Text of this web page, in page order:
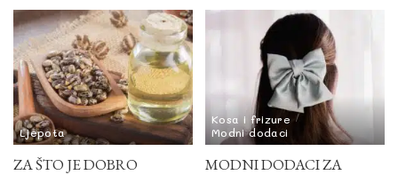
Ljepota
ZA ŠTO JE DOBRO
Kosa i frizure
Modni dodaci
MODNI DODACI ZA